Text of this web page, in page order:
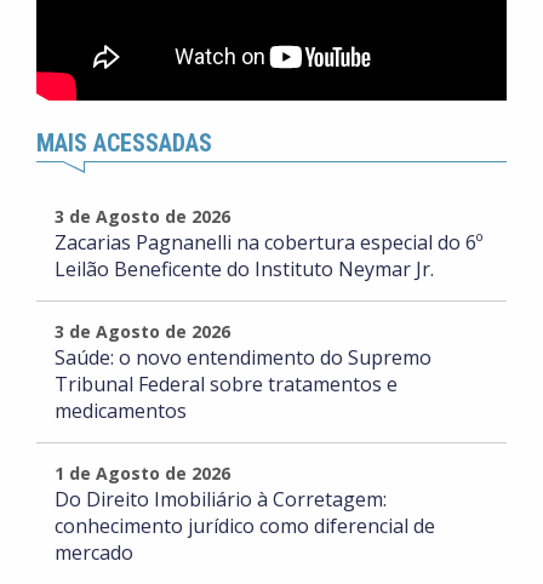
MAIS ACESSADAS
3 de Agosto de 2026
Zacarias Pagnanelli na cobertura especial do 6º
Leilão Beneficente do Instituto Neymar Jr.
3 de Agosto de 2026
Saúde: o novo entendimento do Supremo
Tribunal Federal sobre tratamentos e
medicamentos
1 de Agosto de 2026
Do Direito Imobiliário à Corretagem:
conhecimento jurídico como diferencial de
mercado